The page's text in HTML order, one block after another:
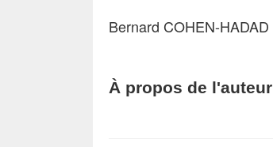
Bernard COHEN-HADAD
À propos de l'auteur